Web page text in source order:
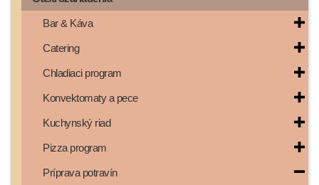
Bar & Káva
Catering
Chladiaci program
Konvektomaty a pece
Kuchynský riad
Pizza program
Príprava potravín